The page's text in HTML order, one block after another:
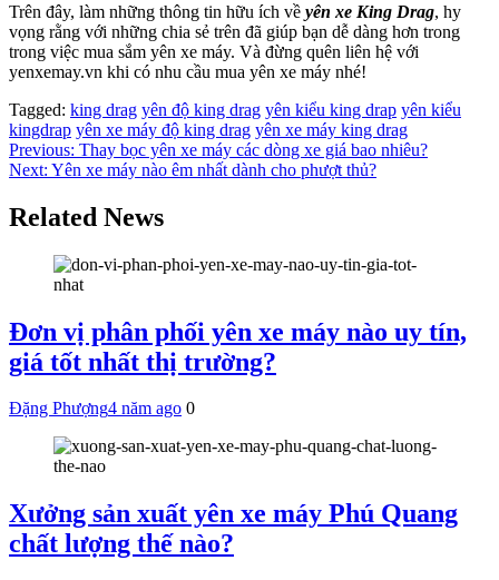
Trên đây, làm những thông tin hữu ích về yên xe King Drag, hy
vọng rằng với những chia sẻ trên đã giúp bạn dễ dàng hơn trong
trong việc mua sắm yên xe máy. Và đừng quên liên hệ với
yenxemay.vn khi có nhu cầu mua yên xe máy nhé!
Tagged: king drag yên độ king drag yên kiểu king drap yên kiểu
kingdrap yên xe máy độ king drag yên xe máy king drag
Điều
hướng
bài
Previous: Thay bọc yên xe máy các dòng xe giá bao nhiêu?
Next: Yên xe máy nào êm nhất dành cho phượt thủ?
Related News
Đơn vị phân phối yên xe máy nào uy tín,
giá tốt nhất thị trường?
Đặng Phượng4 năm ago 0
Xưởng sản xuất yên xe máy Phú Quang
chất lượng thế nào?